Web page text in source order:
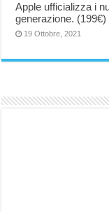
Apple ufficializza i
generazione. (199€)
19 Ottobre, 2021